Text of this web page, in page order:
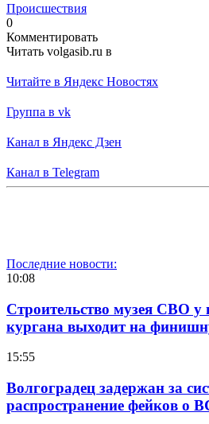
Происшествия
0
Комментировать
Читать volgasib.ru в
Читайте в Яндекс Новостях
Группа в vk
Канал в Яндекс Дзен
Канал в Telegram
Последние новости:
10:08
Строительство музея СВО
кургана выходит на
15:55
Волгоградец задержан за
распространение фейков о